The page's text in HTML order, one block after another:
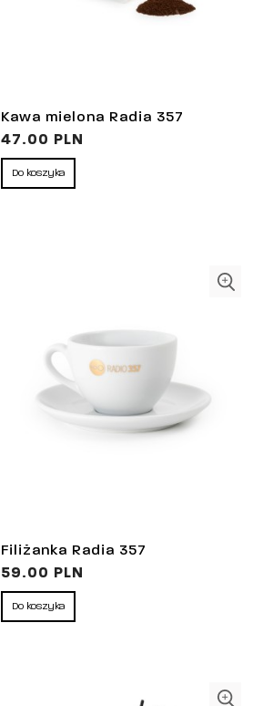
Kawa mielona Radia 357
47.00 PLN
Do koszyka
Filiżanka Radia 357
59.00 PLN
Do koszyka